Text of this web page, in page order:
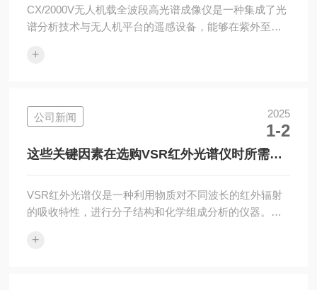
CX/2000V无人机载全波段高光谱成像仪是一种集成了光
谱分析技术与无人机平台的遥感设备，能够在紫外至近
间内，以数十至数百个连续波段对目标区域进行成像，
步骤，以确保数据质量和应用效果。下面是一个大致的
指南，介绍了使用的正确步骤。1、预飞准备：在启动任
务之前，需要进行充分的预飞准备。检查仪器是否完
好，并确保所有传感器和...
+
公司新闻 2025
1-2
这些关键因素在选购VSR红外光谱仪时所需要
VSR红外光谱仪是一种利用物质对不同波长的红外辐射
的吸收特性，进行分子结构和化学组成分析的仪器。根
红外光照射时，分子会吸收某些固定波长的光，导致分
+